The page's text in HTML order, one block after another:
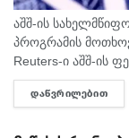
აშშ-ის
პროგრამის
Reuters-ი აშშ-ის
ავრცელებს. აშშ-
მოთხოვნები
ᲓᲐᲬᲕᲠᲘᲚᲔᲑᲘᲗ